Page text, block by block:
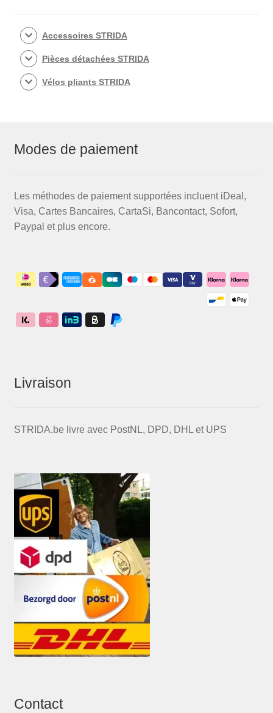
Accessoires STRIDA
Pièces détachées STRIDA
Vélos pliants STRIDA
Modes de paiement
Les méthodes de paiement supportées incluent iDeal,
Visa, Cartes Bancaires, CartaSi, Bancontact, Sofort,
Paypal et plus encore.
Livraison
STRIDA.be livre avec PostNL, DPD, DHL et UPS
Contact